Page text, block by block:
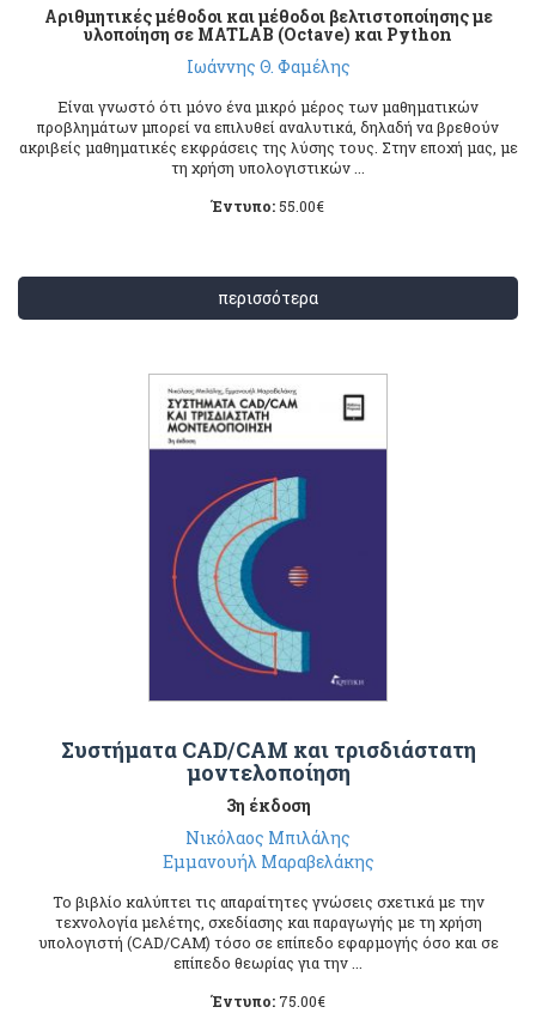
Αριθμητικές μέθοδοι και μέθοδοι βελτιστοποίησης με
υλοποίηση σε MATLAB (Octave) και Python
Ιωάννης Θ. Φαμέλης
Είναι γνωστό ότι μόνο ένα μικρό μέρος των μαθηματικών
προβλημάτων μπορεί να επιλυθεί αναλυτικά, δηλαδή να βρεθούν
ακριβείς μαθηματικές εκφράσεις της λύσης τους. Στην εποχή μας, με
τη χρήση υπολογιστικών ...
Έντυπο: 55.00€
περισσότερα
Συστήματα CAD/CAM και τρισδιάστατη
μοντελοποίηση
3η έκδοση
Νικόλαος Μπιλάλης
Εμμανουήλ Μαραβελάκης
Το βιβλίο καλύπτει τις απαραίτητες γνώσεις σχετικά με την
τεχνολογία μελέτης, σχεδίασης και παραγωγής με τη χρήση
υπολογιστή (CAD/CAM) τόσο σε επίπεδο εφαρμογής όσο και σε
επίπεδο θεωρίας για την ...
Έντυπο: 75.00€